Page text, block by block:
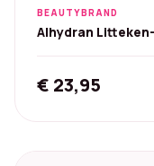
BEAUTYBRAND
Alhydran
€ 23,95